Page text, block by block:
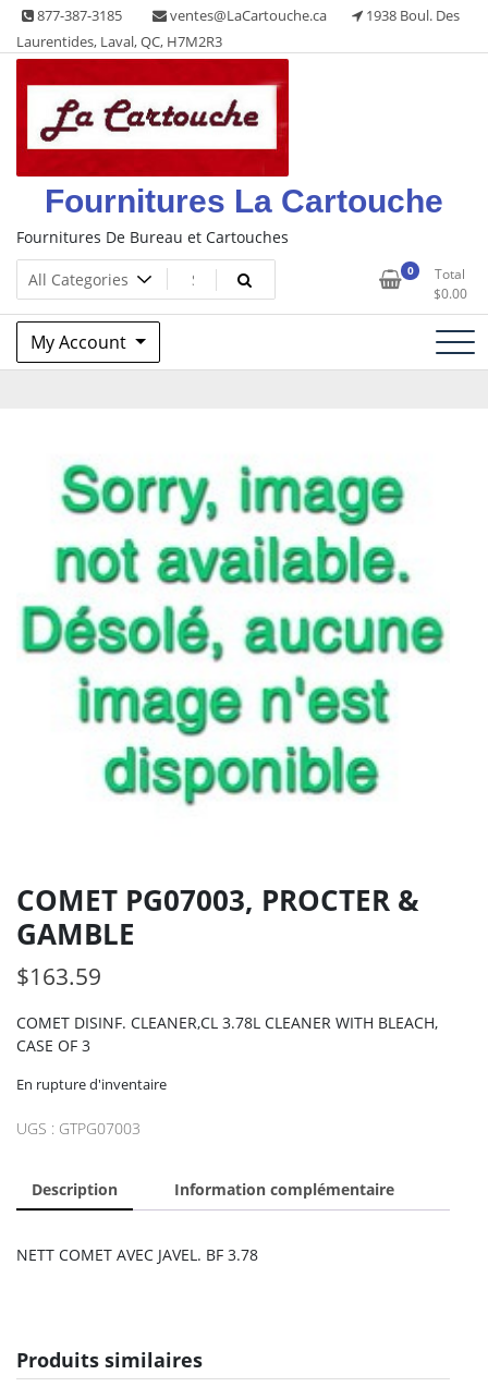
Skip
content
877-387-3185 ventes@LaCartouche.ca
1938 Boul. Des
Laurentides, Laval, QC, H7M2R3
Fournitures La Cartouche
Fournitures De Bureau et Cartouches
0
Total
$0.00
My Account
COMET PG07003, PROCTER &
GAMBLE
$163.59
COMET DISINF. CLEANER,CL 3.78L CLEANER WITH BLEACH,
CASE OF 3
En rupture d'inventaire
UGS : GTPG07003
Description Information complémentaire
NETT COMET AVEC JAVEL. BF 3.78
Produits similaires